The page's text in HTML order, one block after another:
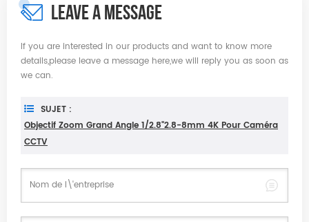
LEAVE A MESSAGE
If you are interested in our products and want to know more
details,please leave a message here,we will reply you as soon as
we can.
SUJET :
Objectif Zoom Grand Angle 1/2.8''2.8-8mm 4K Pour Caméra
CCTV